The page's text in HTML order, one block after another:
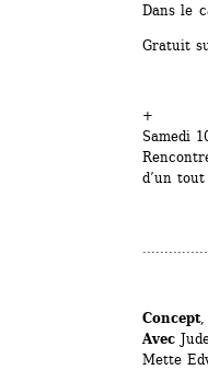
Dans le
Gratuit
+
Samedi
d’un
Concept,
Avec
Mette